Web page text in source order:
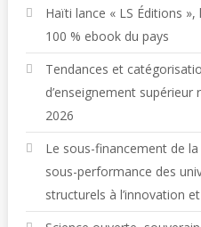
Haïti lance « LS Éditions
100 % ebook du pays
Tendances et
d’enseignement
2026
Le sous-financement de
sous-performance des
structurels à l’innovation